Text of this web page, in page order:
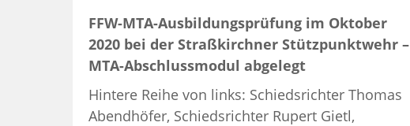
FFW-MTA-Ausbildungsprüfung im Oktober
2020 bei der Straßkirchner Stützpunktwehr –
MTA-Abschlussmodul abgelegt
Hintere Reihe von links: Schiedsrichter Thomas
Abendhöfer, Schiedsrichter Rupert Gietl,